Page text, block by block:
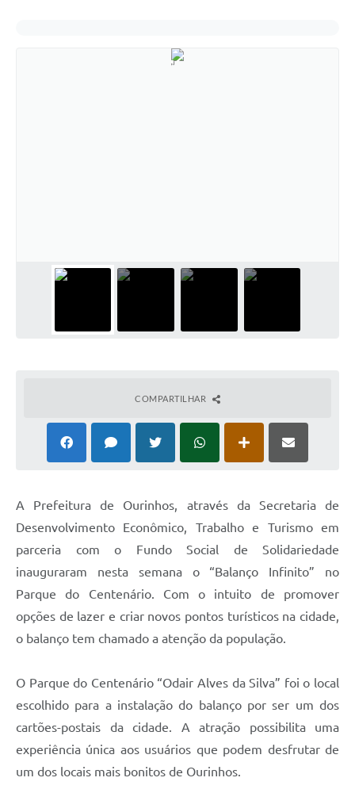
COMPARTILHAR
A Prefeitura de Ourinhos, através da Secretaria de
Desenvolvimento Econômico, Trabalho e Turismo em
parceria com o Fundo Social de Solidariedade
inauguraram nesta semana o “Balanço Infinito” no
Parque do Centenário. Com o intuito de promover
opções de lazer e criar novos pontos turísticos na cidade,
o balanço tem chamado a atenção da população.
O Parque do Centenário “Odair Alves da Silva” foi o local
escolhido para a instalação do balanço por ser um dos
cartões-postais da cidade. A atração possibilita uma
experiência única aos usuários que podem desfrutar de
um dos locais mais bonitos de Ourinhos.